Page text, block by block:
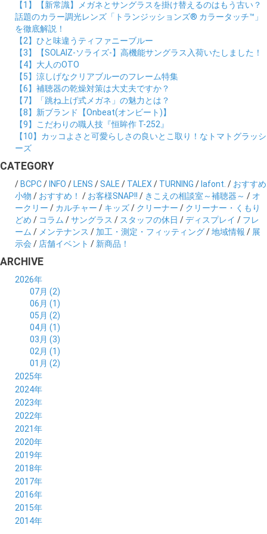
【1】【新常識】メガネとサングラスを掛け替えるのはもう古い？
話題のカラー調光レンズ「トランジッションズ® カラータッチ™」
を徹底解説！
【2】ひと味違うティファニーブルー
【3】【SOLAIZ-ソライズ-】高機能サングラス入荷いたしました！
【4】大人のOTO
【5】涼しげなクリアブルーのフレーム特集
【6】補聴器の乾燥対策は大丈夫ですか？
【7】「跳ね上げ式メガネ」の魅力とは？
【8】新ブランド【Onbeat(オンビート)】
【9】こだわりの職人技『恒眸作 T-252』
【10】カッコよさと可愛らしさの良いとこ取り！なトマトグラッシ
ーズ
CATEGORY
/ BCPC/ INFO / LENS /SALE / TALEX/ TURNING / lafont. / おすすめ
小物 / おすすめ！ / お客様SNAP!! / きこえの相談室～補聴器～ / オ
ークリー / カルチャー / キッズ/ クリーナー / クリーナー・くもり
どめ / コラム /サングラス / スタッフの休日 /ディスプレイ / フレ
ーム / メンテナンス / 加工・測定・フィッティング/地域情報 / 展
示会 / 店舗イベント / 新商品！
ARCHIVE
2026年
07月 (2)
06月 (1)
05月 (2)
04月 (1)
03月 (3)
02月 (1)
01月 (2)
2025年
12月 (2)
11月 (2)
10月 (3)
09月 (3)
08月 (4)
07月 (4)
06月 (4)
05月 (4)
04月 (1)
03月 (3)
02月 (4)
01月 (4)
2024年
12月 (6)
11月 (5)
10月 (4)
09月 (6)
08月 (5)
07月 (5)
06月 (4)
05月 (3)
04月 (7)
03月 (5)
02月 (7)
2023年
12月 (5)
11月 (4)
10月 (5)
09月 (6)
08月 (7)
07月 (7)
06月 (7)
05月 (8)
04月 (8)
03月 (9)
2022年
12月 (9)
11月 (5)
10月 (8)
09月 (7)
08月 (5)
07月 (9)
06月 (10)
05月 (9)
04月 (7)
2021年
12月 (5)
11月 (5)
10月 (5)
09月 (5)
08月 (11)
07月 (4)
06月 (7)
05月 (8)
2020年
12月 (7)
11月 (6)
10月 (8)
09月 (10)
08月 (10)
07月 (7)
06月 (7)
2019年
12月 (8)
11月 (9)
10月 (9)
09月 (7)
08月 (8)
07月 (7)
2018年
12月 (8)
11月 (8)
10月 (7)
09月 (10)
08月 (8)
2017年
12月 (7)
11月 (8)
10月 (7)
2016年
12月 (9)
11月 (5)
2015年
12月 (9)
2014年